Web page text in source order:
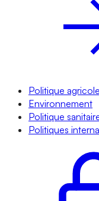
Politique agricole
Environnement
Politique
Politiques